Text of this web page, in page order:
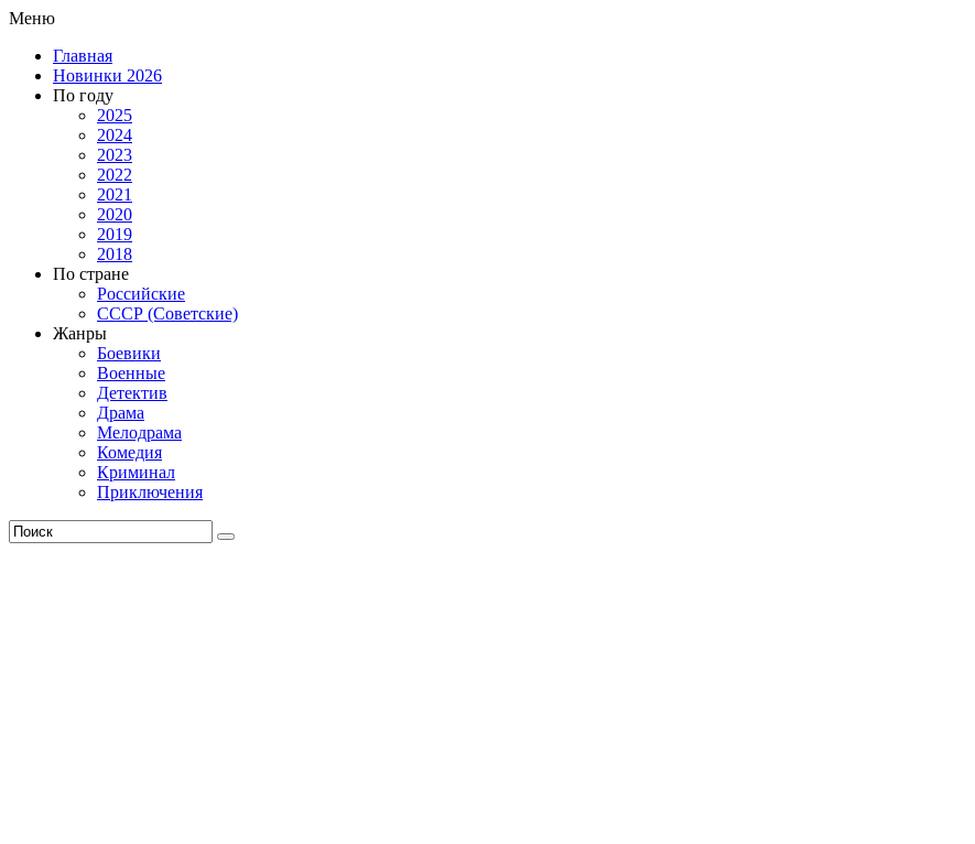
Меню
Главная
Новинки 2026
По году
2025
2024
2023
2022
2021
2020
2019
2018
По стране
Российские
СССР (Советские)
Жанры
Боевики
Военные
Детектив
Драма
Мелодрама
Комедия
Криминал
Приключения